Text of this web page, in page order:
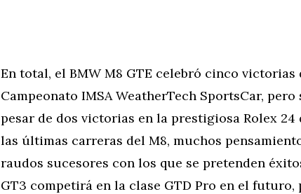
En total, el BMW M8 GTE celebró cinco victorias
Campeonato IMSA WeatherTech SportsCar,
pesar de dos victorias en la prestigiosa Rolex
las últimas carreras del M8, muchos
raudos sucesores con los que se pretenden
GT3 competirá en la clase GTD Pro en el